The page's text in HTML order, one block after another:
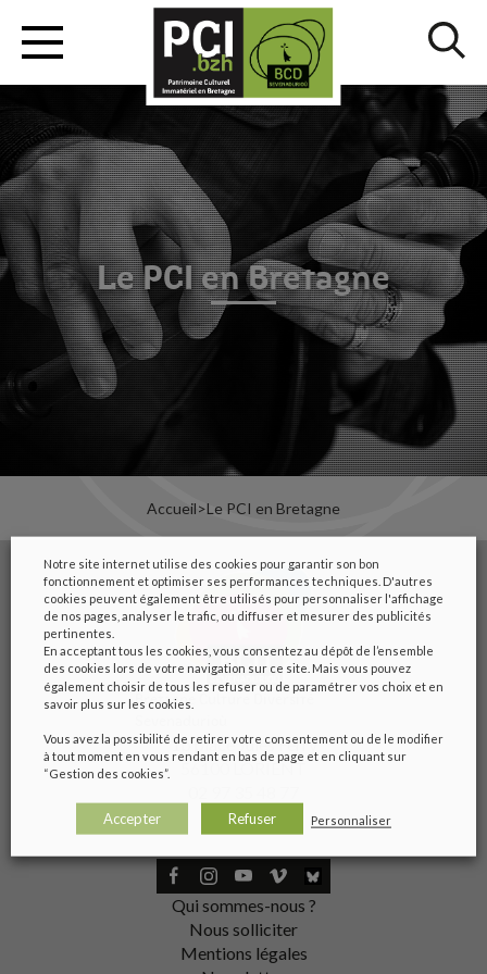
Le PCI en Bretagne
Accueil>Le PCI en Bretagne
Bretagne Culture Diversité
1b place Jules Ferry
56100 LORIENT
Qui sommes-nous ?
Nous solliciter
Mentions légales
Notre site internet utilise des cookies pour garantir son bon
fonctionnement et optimiser ses performances techniques. D'autres
cookies peuvent également être utilisés pour personnaliser l'affichage
de nos pages, analyser le trafic, ou diffuser et mesurer des publicités
pertinentes.
En acceptant tous les cookies, vous consentez au dépôt de l’ensemble
des cookies lors de votre navigation sur ce site. Mais vous pouvez
également choisir de tous les refuser ou de paramétrer vos choix et en
savoir plus sur les cookies.
Vous avez la possibilité de retirer votre consentement ou de le modifier
à tout moment en vous rendant en bas de page et en cliquant sur
“Gestion des cookies”.
Accepter Refuser Personnaliser